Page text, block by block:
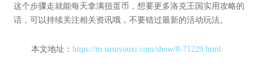
这个步骤走就能每天拿满扭蛋币，想要更多洛克王国实用攻略的
话，可以持续关注相关资讯哦，不要错过最新的活动玩法。
本文地址： https://m.susuyouxi.com/show/8-71229.html